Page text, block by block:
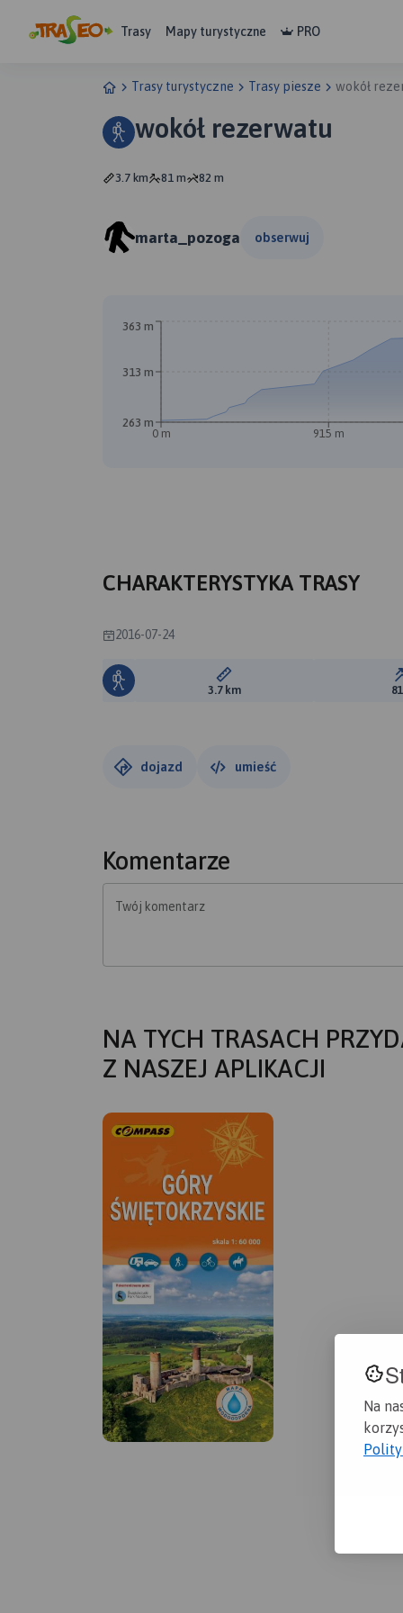
Na
Trasy Mapy turystyczne PRO
Trasy turystyczne Trasy piesze wokół
wokół rezerwatu
3.7 km 81 m 82 m
marta_pozoga obserwuj
0 m 915 m
263 m
313 m
363 m
CHARAKTERYSTYKA TRASY
2016-07-24
Długość trasy:
3.7 km
dojazd umieść
Komentarze
Twój komentarz
NA TYCH TRASACH
Z NASZEJ APLIKACJI